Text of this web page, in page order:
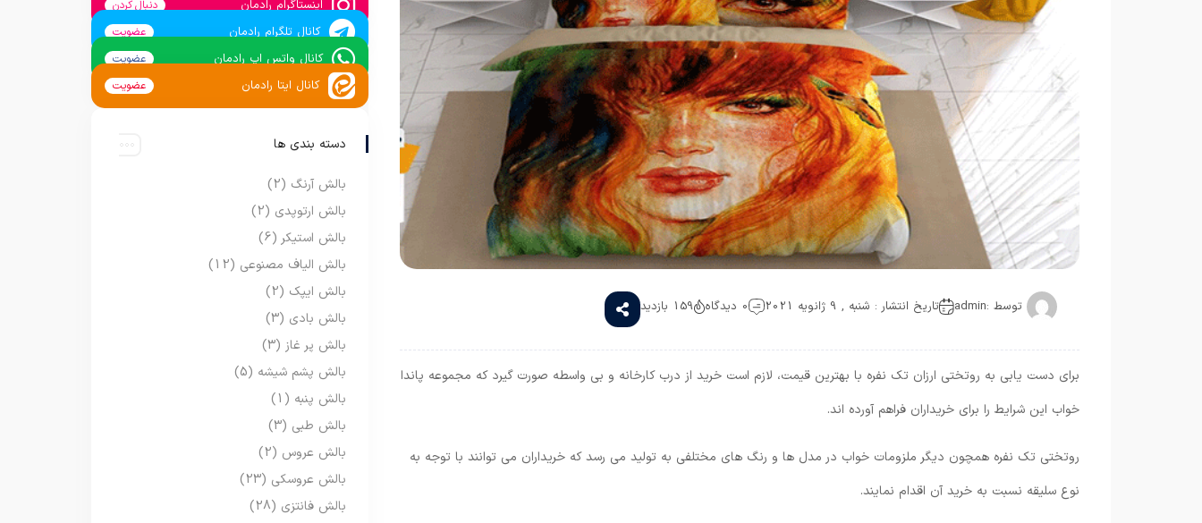
توسط :admin تاریخ انتشار : شنبه , 9 ژانویه 2021 0 دیدگاه 159 بازدید
برای دست یابی به روتختی ارزان تک نفره با بهترین قیمت، لازم است خرید از درب کارخانه و بی واسطه صورت گیرد که مجموعه پاندا
خواب این شرایط را برای خریداران فراهم آورده اند.
روتختی تک نفره همچون دیگر ملزومات خواب در مدل ها و رنگ های مختلفی به تولید می رسد که خریداران می توانند با توجه به
نوع سلیقه نسبت به خرید آن اقدام نمایند.
اینستاگرام رادمان دنبال کردن
کانال تلگرام رادمان عضویت
کانال واتس اپ رادمان عضویت
کانال ایتا رادمان عضویت
دسته بندی ها
بالش آرنگ (2)
بالش ارتوپدی (2)
بالش استیکر (6)
بالش الیاف مصنوعی (12)
بالش ایپک (2)
بالش بادی (3)
بالش پر غاز (3)
بالش پشم شیشه (5)
بالش پنبه (1)
بالش طبی (3)
بالش عروس (2)
بالش عروسکی (23)
بالش فانتزی (28)